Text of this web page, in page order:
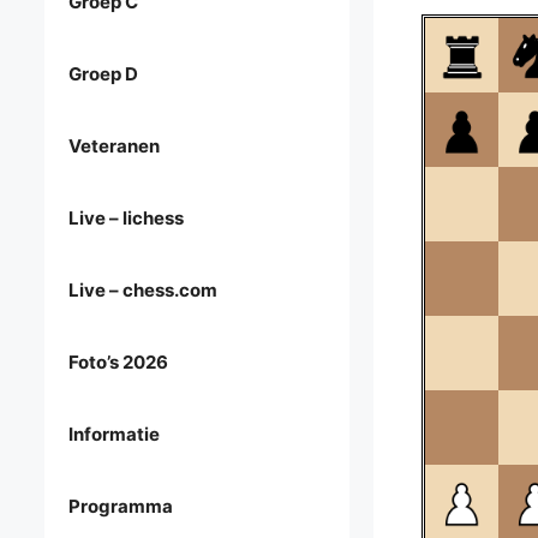
Groep D
Veteranen
Live – lichess
Live – chess.com
Foto’s 2026
Informatie
Programma